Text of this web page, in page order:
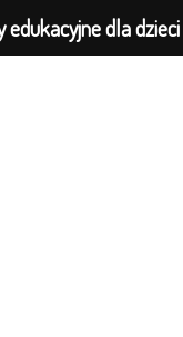
edukacyjne dla dzieci